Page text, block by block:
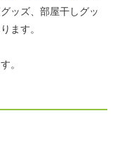
ッズ、部屋干しグッ
ます。
。